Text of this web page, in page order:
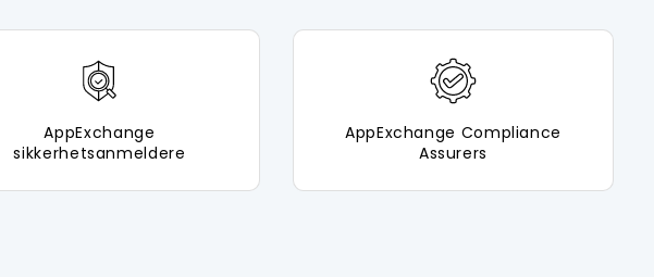
AppExchange
sikkerhetsanmeldere
AppExchange Compliance
Assurers